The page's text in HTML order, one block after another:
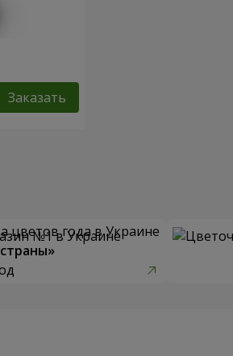
Заказать
цветов года в Украине